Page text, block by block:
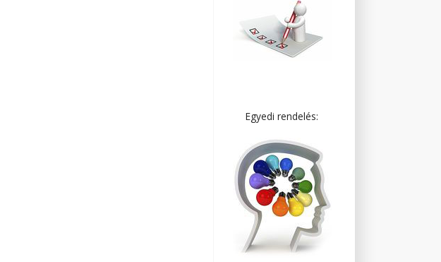
Egyedi rendelés: